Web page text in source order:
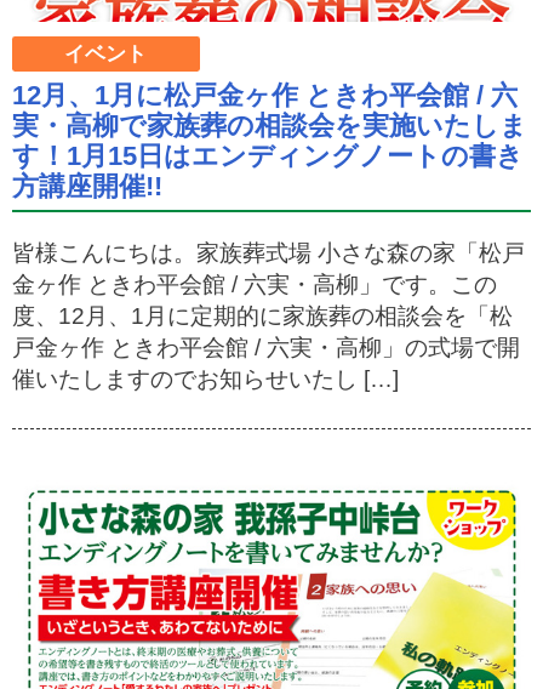
イベント
12月、1月に松戸金ヶ作 ときわ平会館 / 六
実・高柳で家族葬の相談会を実施いたしま
す！1月15日はエンディングノートの書き
方講座開催!!
皆様こんにちは。家族葬式場 小さな森の家「松戸
金ヶ作 ときわ平会館 / 六実・高柳」です。この
度、12月、1月に定期的に家族葬の相談会を「松
戸金ヶ作 ときわ平会館 / 六実・高柳」の式場で開
催いたしますのでお知らせいたし […]